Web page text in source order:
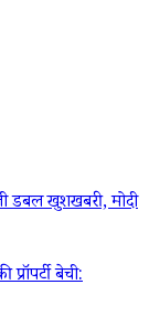
डबल खुशखबरी, मोदी
बेची: